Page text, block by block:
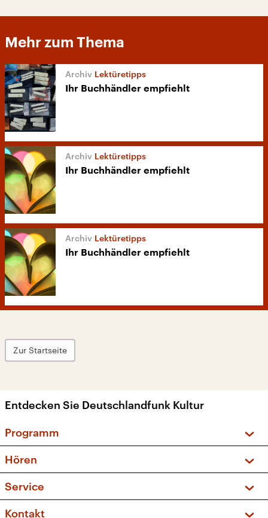
Mehr zum Thema
Lektüretipps
Ihr Buchhändler empfiehlt
Lektüretipps
Ihr Buchhändler empfiehlt
Lektüretipps
Ihr Buchhändler empfiehlt
Zur Startseite
Entdecken Sie Deutschlandfunk Kultur
Programm
Sendungen und Podcasts
Musikliste
Kakadu – Das Kinderprogramm
Hören
Frequenzen (UKW + DAB+)
Service
FAQ
Kontakt